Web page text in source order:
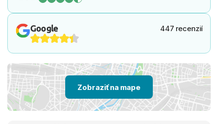
Google 447 recenzií
Zobraziť na mape